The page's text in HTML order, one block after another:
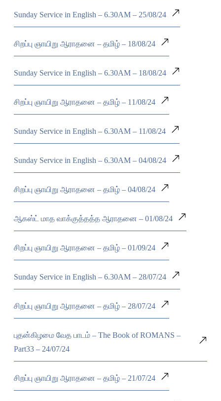
Sunday Service in English – 6.30AM – 25/08/24
சிறப்பு ஞாயிறு ஆராதனை – தமிழ் – 18/08/24
Sunday Service in English – 6.30AM – 18/08/24
சிறப்பு ஞாயிறு ஆராதனை – தமிழ் – 11/08/24
Sunday Service in English – 6.30AM – 11/08/24
Sunday Service in English – 6.30AM – 04/08/24
சிறப்பு ஞாயிறு ஆராதனை – தமிழ் – 04/08/24
ஆகஸ்ட் மாத வாக்குத்தத்த ஆராதனை – 01/08/24
சிறப்பு ஞாயிறு ஆராதனை – தமிழ் – 01/09/24
Sunday Service in English – 6.30AM – 28/07/24
சிறப்பு ஞாயிறு ஆராதனை – தமிழ் – 28/07/24
புதன்கிழமை வேத பாடம் – The Book of ROMANS –
Part33 – 24/07/24
சிறப்பு ஞாயிறு ஆராதனை – தமிழ் – 21/07/24